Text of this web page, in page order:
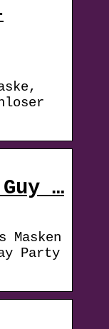
…
Masken
Party